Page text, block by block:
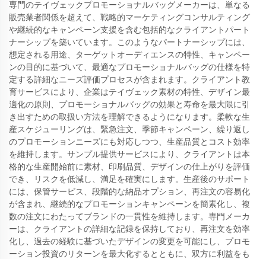
専門のテイヴェックプロモーショナルバッグメーカーは、単なる
販売業者関係を超えて、戦略的マーケティングコンサルティング
や継続的なキャンペーン支援を含む包括的なクライアントパート
ナーシップを築いています。このようなパートナーシップには、
想定される用途、ターゲットオーディエンスの特性、キャンペー
ンの目的に基づいて、最適なプロモーショナルバッグの仕様を特
定する詳細なニーズ評価プロセスが含まれます。クライアント教
育サービスにより、企業はテイヴェック素材の特性、デザイン最
適化の原則、プロモーショナルバッグの効果と寿命を最大限に引
き出すための取扱い方法を理解できるようになります。柔軟な生
産スケジューリングは、緊急注文、季節キャンペーン、繰り返し
のプロモーションニーズにも対応しつつ、生産品質とコスト効率
を維持します。サンプル提供サービスにより、クライアントは本
格的な生産開始前に素材、印刷品質、デザインの仕上がりを評価
でき、リスクを低減し、満足を確実にします。生産後のサポート
には、保管サービス、段階的な納品オプション、再注文の容易化
が含まれ、継続的なプロモーションキャンペーンを簡素化し、複
数の注文にわたってブランドの一貫性を維持します。専門メーカ
ーは、クライアントの詳細な記録を保持しており、再注文を効率
化し、過去の経験に基づいたデザインの変更を可能にし、プロモ
ーション投資のリターンを最大化するとともに、双方に利益をも